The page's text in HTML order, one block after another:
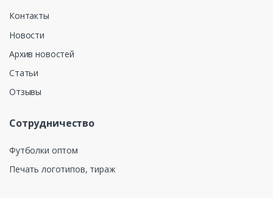
Контакты
Новости
Архив новостей
Статьи
Отзывы
Сотрудничество
Футболки оптом
Печать логотипов, тираж